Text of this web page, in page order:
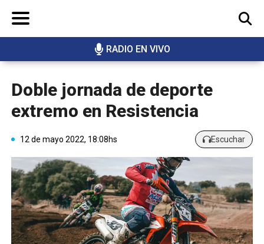
RADIO EN VIVO
BUSCAR
Doble jornada de deporte
extremo en Resistencia
12 de mayo 2022, 18:08hs Escuchar